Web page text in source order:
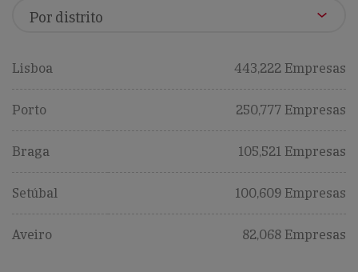
Lisboa 443,222 Empresas
Porto 250,777 Empresas
Braga 105,521 Empresas
Setúbal 100,609 Empresas
Aveiro 82,068 Empresas